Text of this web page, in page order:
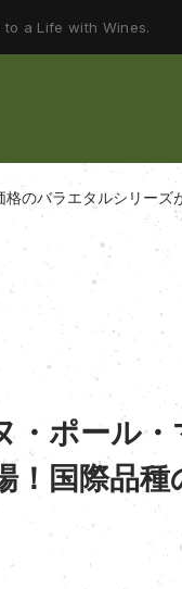
to a Life with Wines.
のバラエタルシリー
・ポール
国際品種